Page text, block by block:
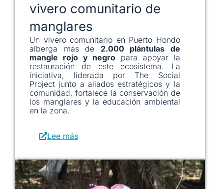
vivero comunitario de
manglares
Un vivero comunitario en Puerto Hondo
alberga más de 2.000 plántulas de
mangle rojo y negro para apoyar la
restauración de este ecosistema. La
iniciativa, liderada por The Social
Project junto a aliados estratégicos y la
comunidad, fortalece la conservación de
los manglares y la educación ambiental
en la zona.
Lee más